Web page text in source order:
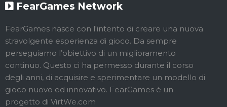
FearGames Network
FearGames nasce con l'intento di creare una nuova
stravolgente esperienza di gioco. Da sempre
perseguiamo l’obiettivo di un miglioramento
continuo. Questo ci ha permesso durante il corso
degli anni, di acquisire e sperimentare un modello di
gioco nuovo ed innovativo. FearGames è un
progetto di VirtWe.com